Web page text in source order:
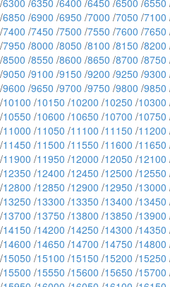
/6300 /6350 /6400 /6450 /6500 /6550
/6850 /6900 /6950 /7000 /7050 /7100
/7400 /7450 /7500 /7550 /7600 /7650
/7950 /8000 /8050 /8100 /8150 /8200
/8500 /8550 /8600 /8650 /8700 /8750
/9050 /9100 /9150 /9200 /9250 /9300
/9600 /9650 /9700 /9750 /9800 /9850
/10100 /10150 /10200 /10250 /10300
/10550 /10600 /10650 /10700 /10750
/11000 /11050 /11100 /11150 /11200
/11450 /11500 /11550 /11600 /11650
/11900 /11950 /12000 /12050 /12100
/12350 /12400 /12450 /12500 /12550
/12800 /12850 /12900 /12950 /13000
/13250 /13300 /13350 /13400 /13450
/13700 /13750 /13800 /13850 /13900
/14150 /14200 /14250 /14300 /14350
/14600 /14650 /14700 /14750 /14800
/15050 /15100 /15150 /15200 /15250
/15500 /15550 /15600 /15650 /15700